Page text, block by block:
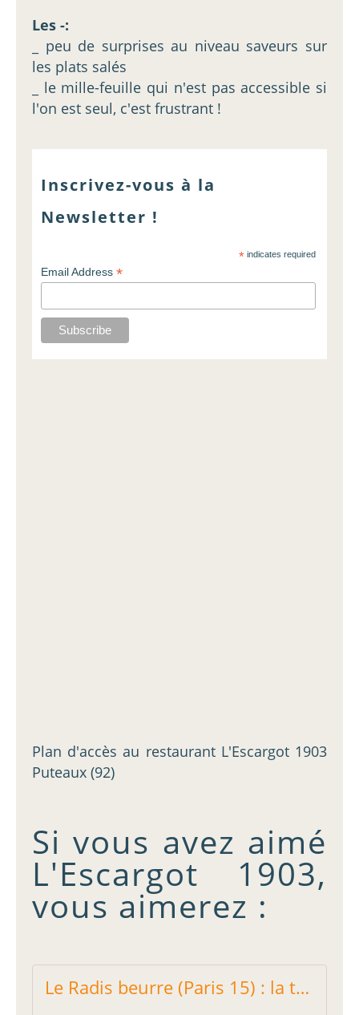
Les -:
_ peu de surprises au niveau saveurs sur
les plats salés
_ le mille-feuille qui n'est pas accessible si
l'on est seul, c'est frustrant !
Inscrivez-vous à la
Newsletter !
*indicates required
Email Address*
Plan d'accès au restaurant L'Escargot 1903
Puteaux (92)
Si vous avez aimé
L'Escargot 1903,
vous aimerez :
Le Radis beurre (Paris 15) : la tradition a du bon ! - Restos sur le Grill - Blog critique des restaurants de Paris indépendant !